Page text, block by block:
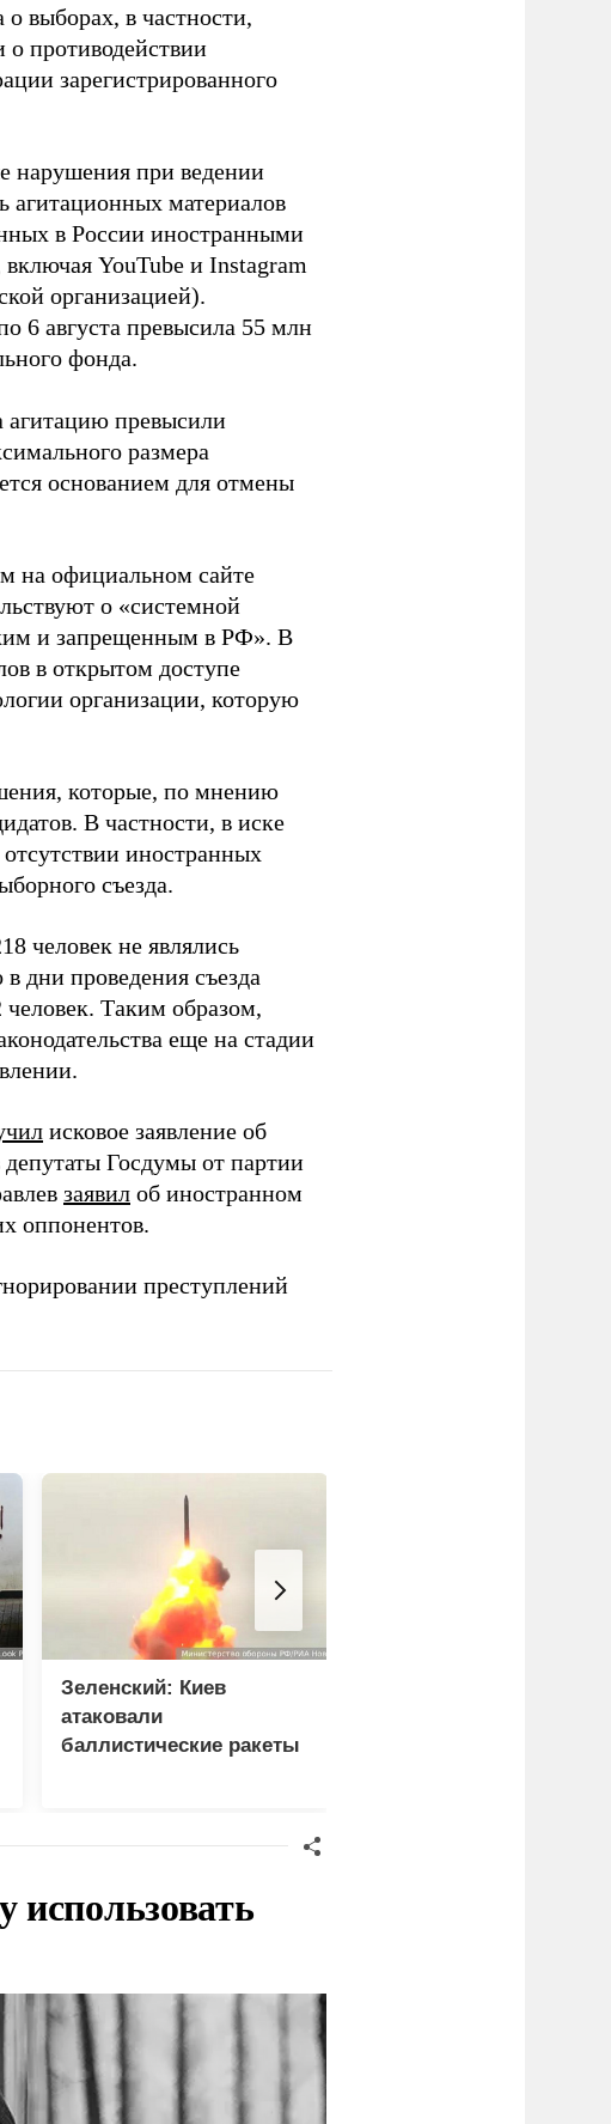
выборах, в частности,
о противодействии
зарегистрированного
нарушения при ведении
агитационных материалов
в России иностранными
YouTube и Instagram
организацией).
6 августа превысила 55 млн
фонда.
агитацию превысили
размера
основанием для отмены
на официальном сайте
о «системной
и запрещенным в РФ». В
в открытом доступе
организации, которую
которые, по мнению
В частности, в иске
иностранных
съезда.
человек не являлись
дни проведения съезда
Таким образом,
еще на стадии
исковое заявление об
депутаты Госдумы от партии
заявил об иностранном
оппонентов.
преступлений
Зеленский: Киев
атаковали
баллистические ракеты